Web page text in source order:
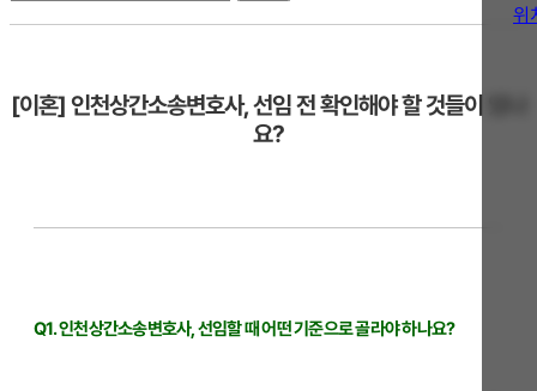
위
[이혼] 인천상간소송변호사, 선임 전 확인해야 할 것들이 있나
요?
Q1. 인천상간소송변호사, 선임할 때 어떤 기준으로 골라야 하나요?